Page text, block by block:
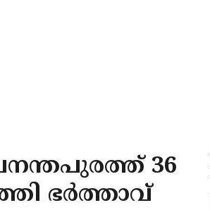
36
ഭര്‍ത്താവ്